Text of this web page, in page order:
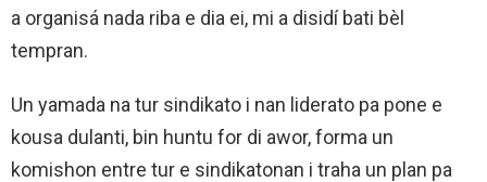
a organisá nada riba e dia ei, mi a disidí bati bèl
tempran.
Un yamada na tur sindikato i nan liderato pa pone e
kousa dulanti, bin huntu for di awor, forma un
komishon entre tur e sindikatonan i traha un plan pa